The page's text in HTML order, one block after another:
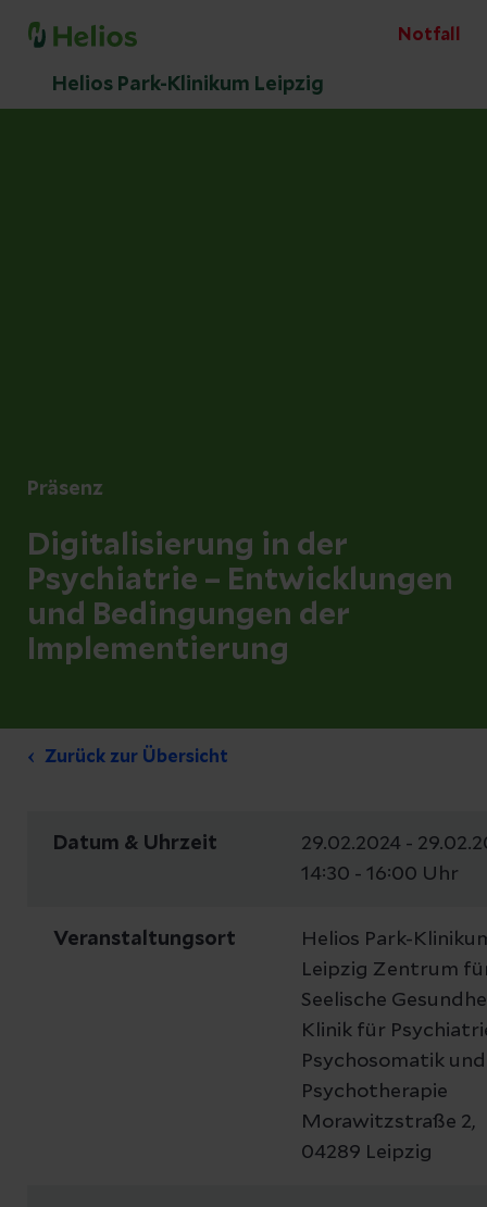
Notfall
Helios Park-Klinikum Leipzig
Präsenz
Digitalisierung in der
Psychiatrie – Entwicklungen
und Bedingungen der
Implementierung
Zurück zur Übersicht
Datum & Uhrzeit
29.02.2024 -
14:30 - 16:00 Uhr
Veranstaltungsort
Helios Park-
Leipzig Zentrum
Seelische
Klinik für
Psychosomatik und
Psychotherapie
Morawitzstraße 2,
04289 Leipzig